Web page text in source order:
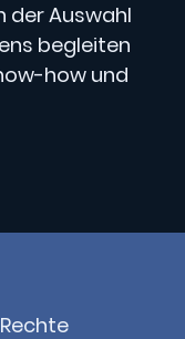
der Auswahl
begleiten
how und